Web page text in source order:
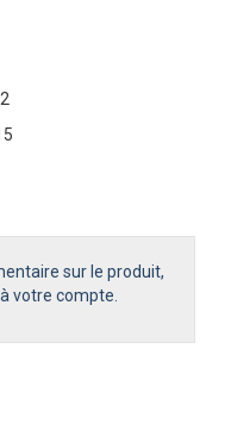
sur le produit,
votre compte.